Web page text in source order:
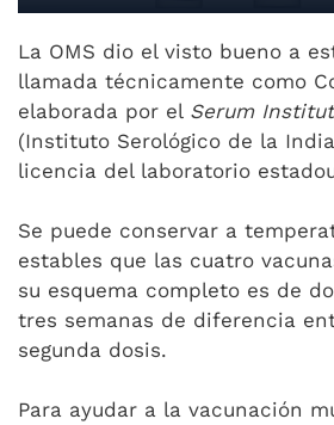
La OMS dio el visto bueno a
llamada técnicamente como
elaborada por el Serum
(Instituto Serológico de la
licencia del laboratorio
Se puede conservar a
estables que las cuatro
su esquema completo es de
tres semanas de diferencia
segunda dosis.
Para ayudar a la vacunación